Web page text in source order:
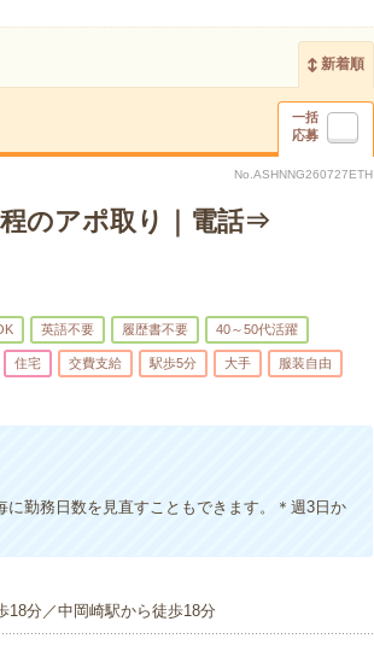
新着順
一括
応募
No.ASHNNG260727ETH
のアポ取り｜電話⇒
英語不要 履歴書不要 40～50代活躍
住宅 交費支給 駅歩5分 大手 服装自由
勤務日数を見直すこともできます。＊週3日か
18分／中岡崎駅から徒歩18分